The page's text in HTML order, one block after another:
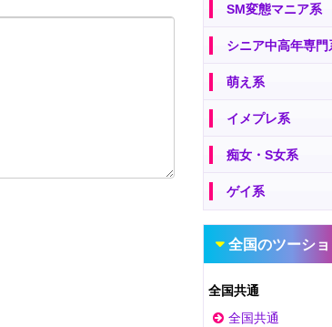
SM変態マニア系
シニア中高年専門
萌え系
イメプレ系
痴女・S女系
ゲイ系
全国のツーシ
全国共通
全国共通